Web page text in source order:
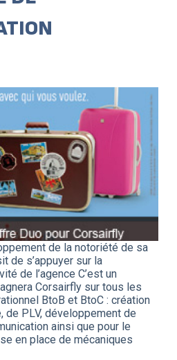
de la notoriété de sa
de s’appuyer sur la
de l’agence C’est un
Corsairfly sur tous les
BtoB et BtoC : création
de PLV, développement de
ainsi que pour le
en place de mécaniques